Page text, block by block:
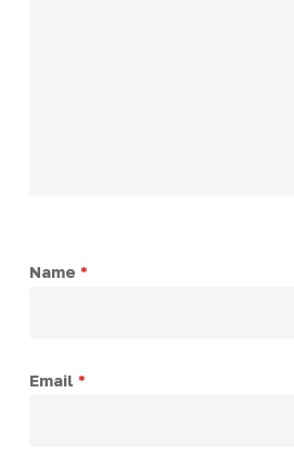
Name *
Email *